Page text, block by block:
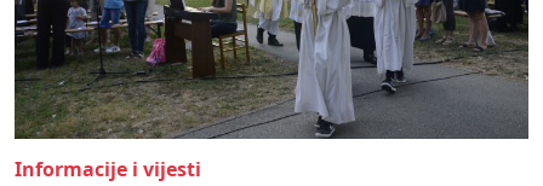
Informacije i vijesti